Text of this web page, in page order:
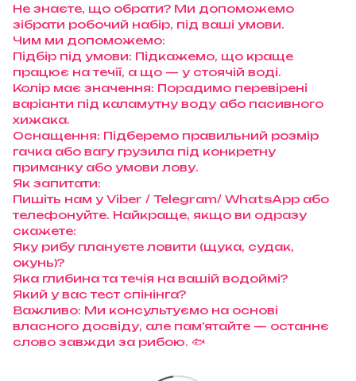
Не знаєте, що обрати? Ми допоможемо
зібрати робочий набір, під ваші умови.
Чим ми допоможемо:
Підбір під умови: Підкажемо, що краще
працює на течії, а що — у стоячій воді.
Колір має значення: Порадимо перевірені
варіанти під каламутну воду або пасивного
хижака.
Оснащення: Підберемо правильний розмір
гачка або вагу грузила під конкретну
приманку або умови лову.
Як запитати:
Пишіть нам у Viber / Telegram/ WhatsApp або
телефонуйте. Найкраще, якщо ви одразу
скажете:
Яку рибу плануєте ловити (щука, судак,
окунь)?
Яка глибина та течія на вашій водоймі?
Який у вас тест спінінга?
Важливо: Ми консультуємо на основі
власного досвіду, але пам’ятайте — останнє
слово завжди за рибою. 🐟